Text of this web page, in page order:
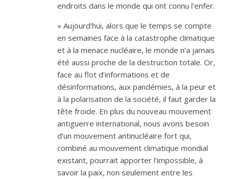
endroits dans le monde qui ont connu l’enfer.
« Aujourd’hui, alors que le temps se compte
en semaines face à la catastrophe climatique
et à la menace nucléaire, le monde n’a jamais
été aussi proche de la destruction totale. Or,
face au flot d’informations et de
désinformations, aux pandémies, à la peur et
à la polarisation de la société, il faut garder la
tête froide. En plus du nouveau mouvement
antiguerre international, nous avons besoin
d’un mouvement antinucléaire fort qui,
combiné au mouvement climatique mondial
existant, pourrait apporter l’impossible, à
savoir la paix, non seulement entre les